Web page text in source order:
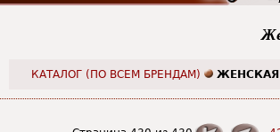
КАТАЛОГ (ПО ВСЕМ БРЕНДАМ)